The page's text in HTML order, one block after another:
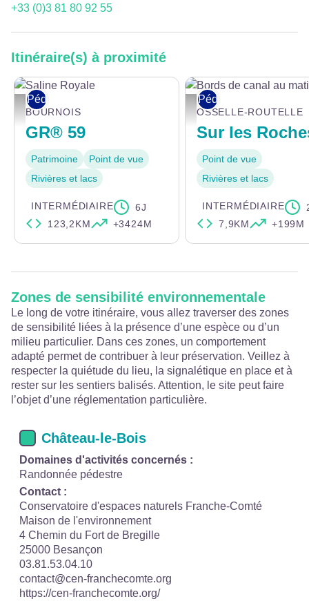
+33 (0)3 81 80 92 55
Itinéraire(s) à proximité
Saline Royale - ©Doubstourisme
Pédestre
BOURNOIS
GR® 59
Patrimoine
Point de vue
Rivières et lacs
INTERMÉDIAIRE
6J
123,2KM
+3424M
Bords de canal au matin - ©
Pédestre
OSSELLE-ROUTELLE
Sur les
Point de vue
Rivières et lacs
INTERMÉDIAIRE
7,9KM
+199M
Zones de sensibilité environnementale
Le long de votre itinéraire, vous allez traverser des zones
de sensibilité liées à la présence d’une espèce ou d’un
milieu particulier. Dans ces zones, un comportement
adapté permet de contribuer à leur préservation. Veillez à
respecter la quiétude du lieu, la signalétique en place et à
rester sur les sentiers balisés. Attention, le site peut faire
l’objet d’une réglementation particulière.
Château-le-Bois
Domaines d'activités concernés :
Randonnée pédestre
Contact :
Conservatoire d'espaces naturels Franche-Comté
Maison de l'environnement
4 Chemin du Fort de Bregille
25000 Besançon
03.81.53.04.10
contact@cen-franchecomte.org
https://cen-franchecomte.org/